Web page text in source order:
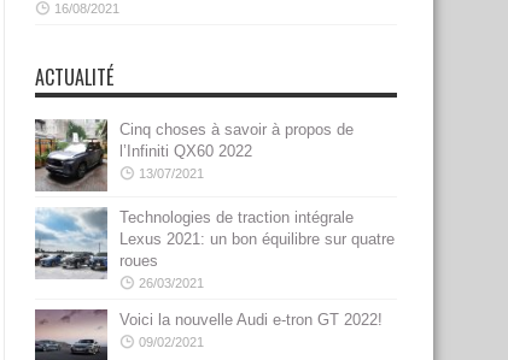
16/08/2021
ACTUALITÉ
Cinq choses à savoir à propos de
l’Infiniti QX60 2022
13/07/2021
Technologies de traction intégrale
Lexus 2021: un bon équilibre sur quatre
roues
26/03/2021
Voici la nouvelle Audi e-tron GT 2022!
09/02/2021